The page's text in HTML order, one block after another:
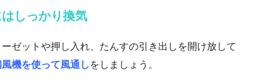
しっかり換気
ゼットや押し入れ、たんすの引き出しを開け放して
機を使って風通し をしましょう。